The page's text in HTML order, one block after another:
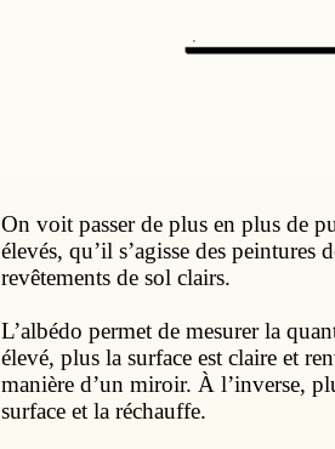
On voit passer de plus en plus de
élevés, qu’il s’agisse des
revêtements de sol clairs.
L’albédo permet de mesurer la
élevé, plus la surface est claire et
manière d’un miroir. À l’inverse,
surface et la réchauffe.